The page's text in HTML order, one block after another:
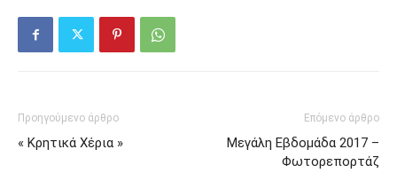
Προηγούμενο άρθρο
« Κρητικά Χέρια »
Επόμενο άρθρο
Μεγάλη Εβδομάδα 2017 –
Φωτορεπορτάζ